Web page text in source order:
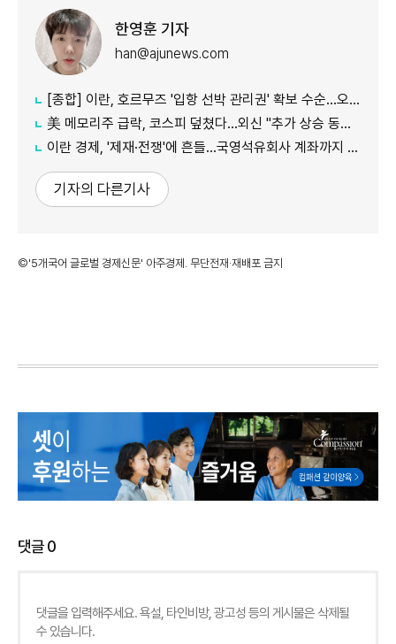
한영훈 기자
han@ajunews.com
[종합] 이란, 호르무즈 '입항 선박 관리권' 확보 수순…오만과 새 항로 합의
美 메모리주 급락, 코스피 덮쳤다…외신 "추가 상승 동력 의문"
이란 경제, '제재·전쟁'에 흔들…국영석유회사 계좌까지 동결
기자의 다른기사
©'5개국어 글로벌 경제신문' 아주경제. 무단전재·재배포 금지
댓글0